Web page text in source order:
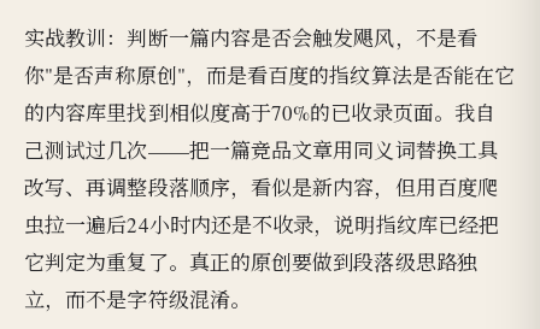
实战教训：判断一篇内容是否会触发飓风，不是看
你"是否声称原创"，而是看百度的指纹算法是否能在它
的内容库里找到相似度高于70%的已收录页面。我自
己测试过几次——把一篇竞品文章用同义词替换工具
改写、再调整段落顺序，看似是新内容，但用百度爬
虫拉一遍后24小时内还是不收录，说明指纹库已经把
它判定为重复了。真正的原创要做到段落级思路独
立，而不是字符级混淆。